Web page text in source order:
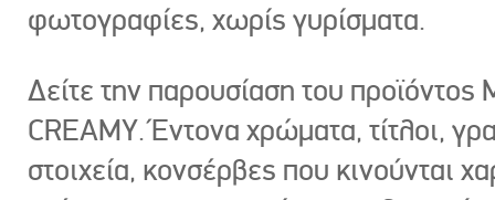
φωτογραφίες, χωρίς γυρίσματα.
Δείτε την παρουσίαση του προϊόντος
CREAMY. Έντονα χρώματα, τίτλοι,
στοιχεία, κονσέρβες που κινούνται